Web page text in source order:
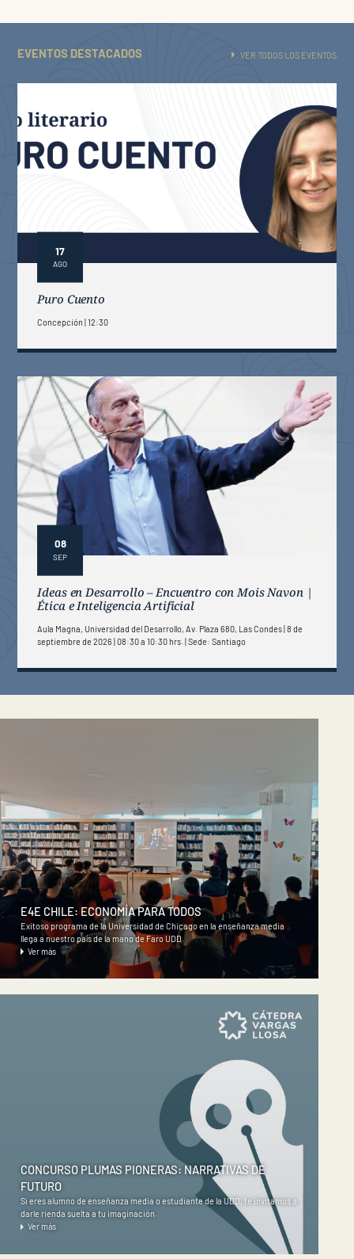
EVENTOS DESTACADOS VER TODOS LOS EVENTOS
17
AGO
Puro Cuento
Concepción 12:30
08
SEP
Ideas en Desarrollo – Encuentro con Mois Navon |
Ética e Inteligencia Artificial
Aula Magna, Universidad del Desarrollo, Av. Plaza 680, Las Condes 8 de
septiembre de 2026 | 08:30 a 10:30 hrs. Sede: Santiago
E4E CHILE: ECONOMÍA PARA TODOS
Exitoso programa de la Universidad de Chicago en la enseñanza media
llega a nuestro país de la mano de Faro UDD.
Ver más
CONCURSO PLUMAS PIONERAS: NARRATIVAS DE
FUTURO
Si eres alumno de enseñanza media o estudiante de la UDD, te invitamos a
darle rienda suelta a tu imaginación.
Ver más